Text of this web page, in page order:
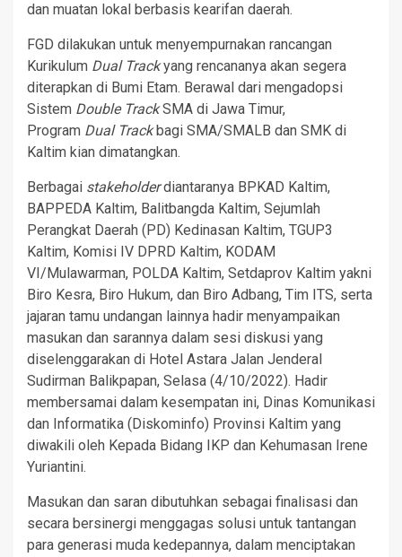
dan muatan lokal berbasis kearifan daerah.
FGD dilakukan untuk menyempurnakan rancangan
Kurikulum Dual Trackyang rencananya akan segera
diterapkan di Bumi Etam. Berawal dari mengadopsi
Sistem Double TrackSMA di Jawa Timur,
Program Dual Track bagi SMA/SMALB dan SMK di
Kaltim kian dimatangkan.
Berbagai stakeholderdiantaranya BPKAD Kaltim,
BAPPEDA Kaltim, Balitbangda Kaltim, Sejumlah
Perangkat Daerah (PD) Kedinasan Kaltim, TGUP3
Kaltim, Komisi IV DPRD Kaltim, KODAM
VI/Mulawarman, POLDA Kaltim, Setdaprov Kaltim yakni
Biro Kesra, Biro Hukum, dan Biro Adbang, Tim ITS, serta
jajaran tamu undangan lainnya hadir menyampaikan
masukan dan sarannya dalam sesi diskusi yang
diselenggarakan di Hotel Astara Jalan Jenderal
Sudirman Balikpapan, Selasa (4/10/2022). Hadir
membersamai dalam kesempatan ini, Dinas Komunikasi
dan Informatika (Diskominfo) Provinsi Kaltim yang
diwakili oleh Kepada Bidang IKP dan Kehumasan Irene
Yuriantini.
Masukan dan saran dibutuhkan sebagai finalisasi dan
secara bersinergi menggagas solusi untuk tantangan
para generasi muda kedepannya, dalam menciptakan